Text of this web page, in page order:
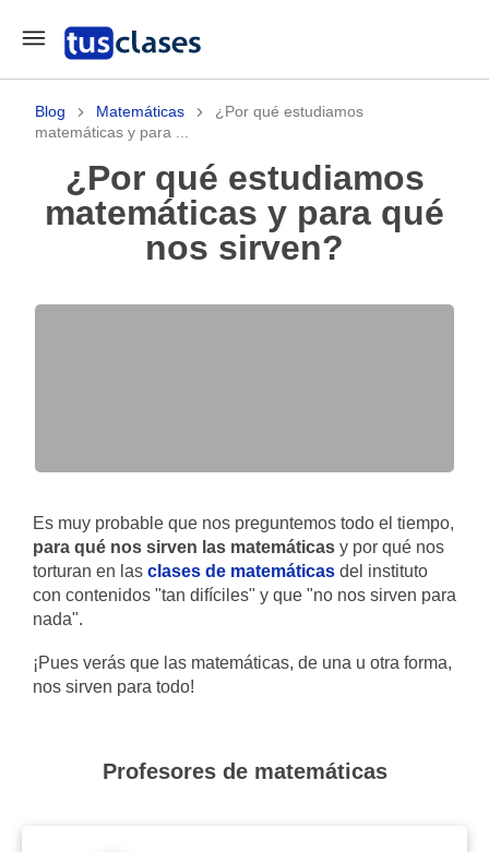
Blog Matemáticas
¿Por qué estudiamos
matemáticas y para ...
¿Por qué estudiamos
matemáticas y para qué
nos sirven?
Es muy probable que nos preguntemos todo el tiempo,
para qué nos sirven las matemáticas y por qué nos
torturan en las clases de matemáticas del instituto
con contenidos "tan difíciles" y que "no nos sirven para
nada".
¡Pues verás que las matemáticas, de una u otra forma,
nos sirven para todo!
Profesores de matemáticas